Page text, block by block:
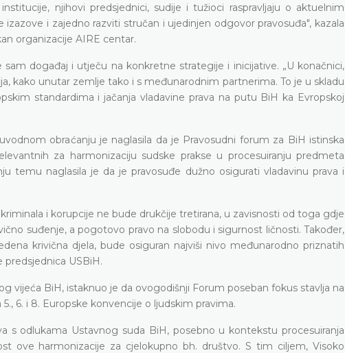
njihovi predsjednici, sudije i tužioci raspravljaju o aktuelnim
i zajedno razviti stručan i ujedinjen odgovor pravosuđa", kazala
organizacije AIRE centar.
događaj i utječu na konkretne strategije i inicijative. „U konačnici,
kako unutar zemlje tako i s međunarodnim partnerima. To je u skladu
standardima i jačanja vladavine prava na putu BiH ka Evropskoj
obraćanju je naglasila da je Pravosudni forum za BiH istinska
za harmonizaciju sudske prakse u procesuiranju predmeta
temu naglasila je da je pravosuđe dužno osigurati vladavinu prava i
i korupcije ne bude drukčije tretirana, u zavisnosti od toga gdje
suđenje, a pogotovo pravo na slobodu i sigurnost ličnosti. Također,
krivična djela, bude osiguran najviši nivo međunarodno priznatih
predsjednica USBiH.
vijeća BiH, istaknuo je da ovogodišnji Forum poseban fokus stavlja na
6. i 8. Europske konvencije o ljudskim pravima.
s odlukama Ustavnog suda BiH, posebno u kontekstu procesuiranja
ove harmonizacije za cjelokupno bh. društvo. S tim ciljem, Visoko